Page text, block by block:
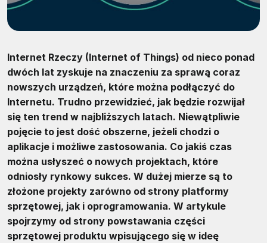
Internet Rzeczy (Internet of Things) od nieco ponad
dwóch lat zyskuje na znaczeniu za sprawą coraz
nowszych urządzeń, które można podłączyć do
Internetu. Trudno przewidzieć, jak będzie rozwijał
się ten trend w najbliższych latach. Niewątpliwie
pojęcie to jest dość obszerne, jeżeli chodzi o
aplikacje i możliwe zastosowania. Co jakiś czas
można usłyszeć o nowych projektach, które
odniosły rynkowy sukces. W dużej mierze są to
złożone projekty zarówno od strony platformy
sprzętowej, jak i oprogramowania. W artykule
spojrzymy od strony powstawania części
sprzętowej produktu wpisującego się w ideę